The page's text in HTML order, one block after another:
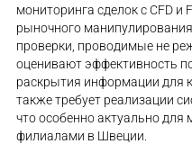
мониторинга сделок с CFD и
рыночного
проверки, проводимые не
оценивают эффективность
раскрытия информации для
также требует реализации
что особенно актуально
филиалами в Швеции.